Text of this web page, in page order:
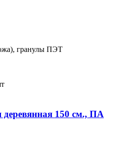
гранулы ПЭТ
деревянная 150 см., ПА